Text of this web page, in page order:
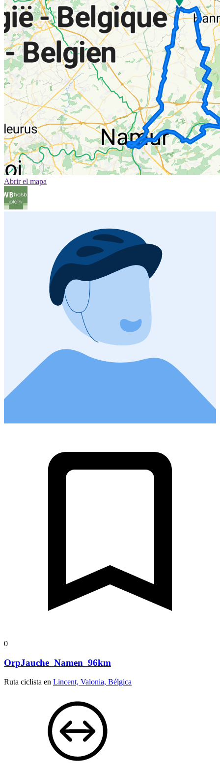
Abrir el mapa
0
OrpJauche_Namen_96km
Ruta ciclista en Lincent, Valonia, Bélgica